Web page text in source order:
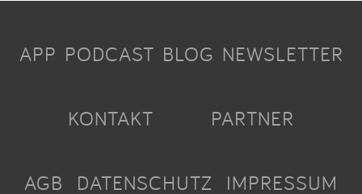
APP PODCAST BLOG NEWSLETTER
KONTAKT PARTNER
AGB DATENSCHUTZ IMPRESSUM